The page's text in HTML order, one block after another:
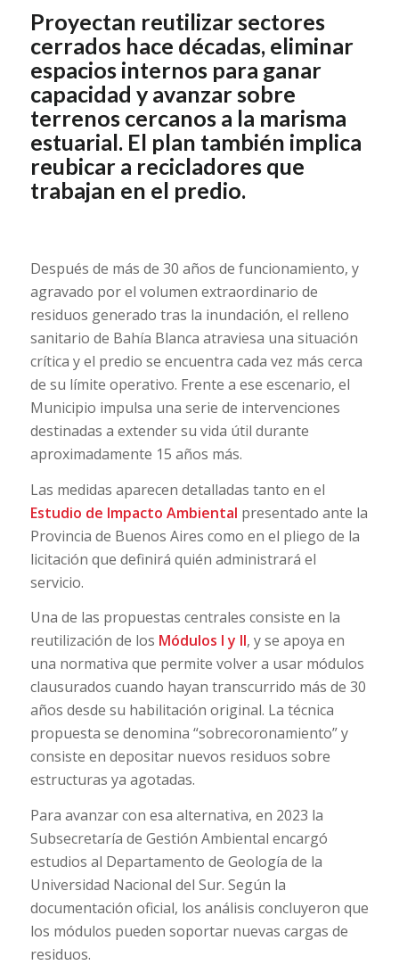
Proyectan reutilizar sectores
cerrados hace décadas, eliminar
espacios internos para ganar
capacidad y avanzar sobre
terrenos cercanos a la marisma
estuarial. El plan también implica
reubicar a recicladores que
trabajan en el predio.
Después de más de 30 años de funcionamiento, y
agravado por el volumen extraordinario de
residuos generado tras la inundación, el relleno
sanitario de Bahía Blanca atraviesa una situación
crítica y el predio se encuentra cada vez más cerca
de su límite operativo. Frente a ese escenario, el
Municipio impulsa una serie de intervenciones
destinadas a extender su vida útil durante
aproximadamente 15 años más.
Las medidas aparecen detalladas tanto en el
Estudio de Impacto Ambiental presentado ante la
Provincia de Buenos Aires como en el pliego de la
licitación que definirá quién administrará el
servicio.
Una de las propuestas centrales consiste en la
reutilización de los Módulos I y II, y se apoya en
una normativa que permite volver a usar módulos
clausurados cuando hayan transcurrido más de 30
años desde su habilitación original. La técnica
propuesta se denomina “sobrecoronamiento” y
consiste en depositar nuevos residuos sobre
estructuras ya agotadas.
Para avanzar con esa alternativa, en 2023 la
Subsecretaría de Gestión Ambiental encargó
estudios al Departamento de Geología de la
Universidad Nacional del Sur. Según la
documentación oficial, los análisis concluyeron que
los módulos pueden soportar nuevas cargas de
residuos.